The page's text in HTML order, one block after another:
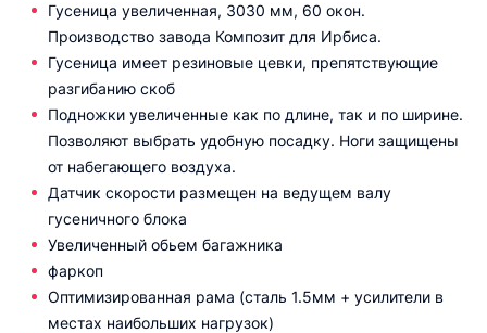
Гусеница увеличенная, 3030 мм, 60 окон.
Производство завода Композит для Ирбиса.
Гусеница имеет резиновые цевки, препятствующие
разгибанию скоб
Подножки увеличенные как по длине, так и по ширине.
Позволяют выбрать удобную посадку. Ноги защищены
от набегающего воздуха.
Датчик скорости размещен на ведущем валу
гусеничного блока
Увеличенный обьем багажника
фаркоп
Оптимизированная рама (сталь 1.5мм + усилители в
местах наибольших нагрузок)